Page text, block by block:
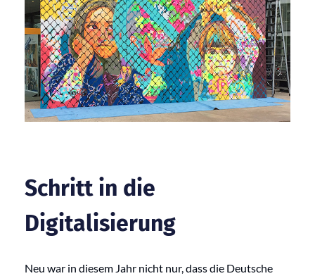
Schritt in die
Digitalisierung
Neu war in diesem Jahr nicht nur, dass die Deutsche